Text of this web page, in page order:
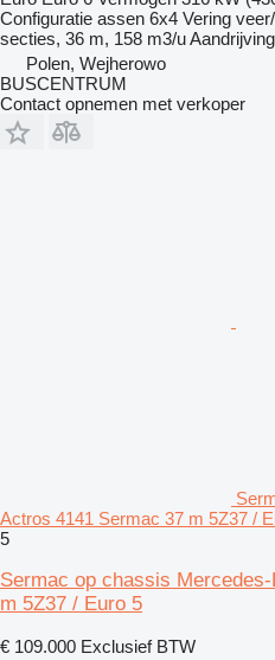
Configuratie assen 6x4 Vering
secties, 36 m, 158 m3/u
Polen, Wejherowo
BUSCENTRUM
Contact opnemen met verkoper
Actros 4141 Sermac 37 m 5Z37 /
5
Sermac op chassis
m 5Z37 / Euro 5
€ 109.000 Exclusief BTW